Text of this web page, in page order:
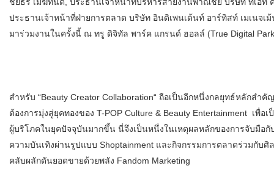
ชยธร เมฆทันต์, ประธานเจ้าหน้าที่บริหารสายงานพาณิชย์ บริษัท ทีเอ
ประธานเจ้าหน้าที่ฝ่ายการตลาด บริษัท อินดิเพนเด้นท์ อาร์ทิสท์ เมเนจ
มาร่วมงานในครั้งนี้ ณ ทรู ดิจิทัล พาร์ค แกรนด์ ฮอลล์ (True Digital
สำหรับ “Beauty Creator Collaboration“ ถือเป็นอีกหนึ่งกลยุทธ์หลักสำคั
ต้องการมุ่งสู่ยุคทองของ T-POP Culture & Beauty Entertainment เพื่
ผู้บริโภคในยุคปัจจุบันมากขึ้น นี่จึงเป็นหนึ่งในเหตุผลหลักของการจับมือกั
ความบันเทิงผ่านรูปแบบ Shoptainment และกิจกรรมการตลาดร่วมกั
คลับผลักดันยอดขายด้วยพลัง Fandom Marketing